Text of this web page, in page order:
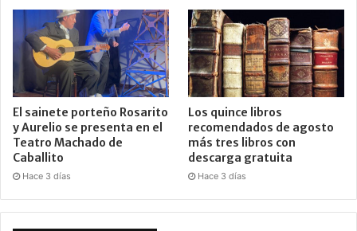
El sainete porteño Rosarito
y Aurelio se presenta en el
Teatro Machado de
Caballito
Hace 3 días
Los quince libros
recomendados de agosto
más tres libros con
descarga gratuita
Hace 3 días